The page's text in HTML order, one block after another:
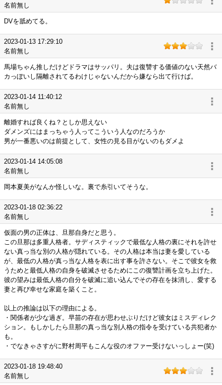
名前無し
DVを舐めてる。
2023-01-13 17:29:10
名前無し
馬場ちゃん推しだけどドラマはサッパリ。夫は復讐する価値のない天然バ
カっぽいし隔離されてるわけじゃないんだから嫌なら出て行けば。
2023-01-14 11:40:12
名前無し
離婚すれば良くね？としか思えない
ダメンズにはまっちゃう人ってこういう人なのだろうか
男が一番悪いのは前提として、女性の見る目がないのもダメよ
2023-01-14 14:05:08
名前無し
岡本夏美がなんか怪しいな。裏で糸引いてそうな。
2023-01-18 02:36:22
名前無し
仮面の男の正体は、旦那自身だと思う。
この旦那は多重人格者。サディスティックで最低な人格の裏にそれを許せ
ない真っ当な別の人格が隠れている。その人格は本当は妻を愛している
が、最低の人格が真っ当な人格を表に出す事を許さない。そこで彼女を救
うためと最低人格の自身を破滅させるためにこの復讐計画を立ち上げた。
彼の望みは最低人格の自分を破滅に追い込んでその存在を抹消し、愛する
妻と再び幸せな家庭を築くこと。
以上の推論は以下の理由による。
・関係者が少な過ぎ。早苗の存在が思わせぶりだけど彼女はミスディレク
ション。もしかしたら旦那の真っ当な別人格の指令を受けている共犯者か
も。
・でなきゃさすがに野村周平もこんな役のオファー受けないっしょー(笑)
2023-01-18 19:48:40
名前無し